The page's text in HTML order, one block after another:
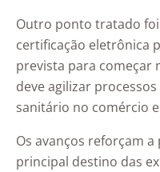
Outro ponto tratado
certificação eletrônica
prevista para começar
deve agilizar
sanitário no comércio
Os avanços reforçam
principal destino das